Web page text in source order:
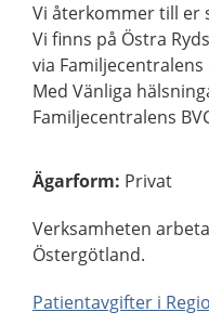
Vi återkommer till er
Vi finns på Östra
via Familjecentralens
Med Vänliga
Familjecentralens
Ägarform: Privat
Verksamheten
Östergötland.
Patientavgifter i